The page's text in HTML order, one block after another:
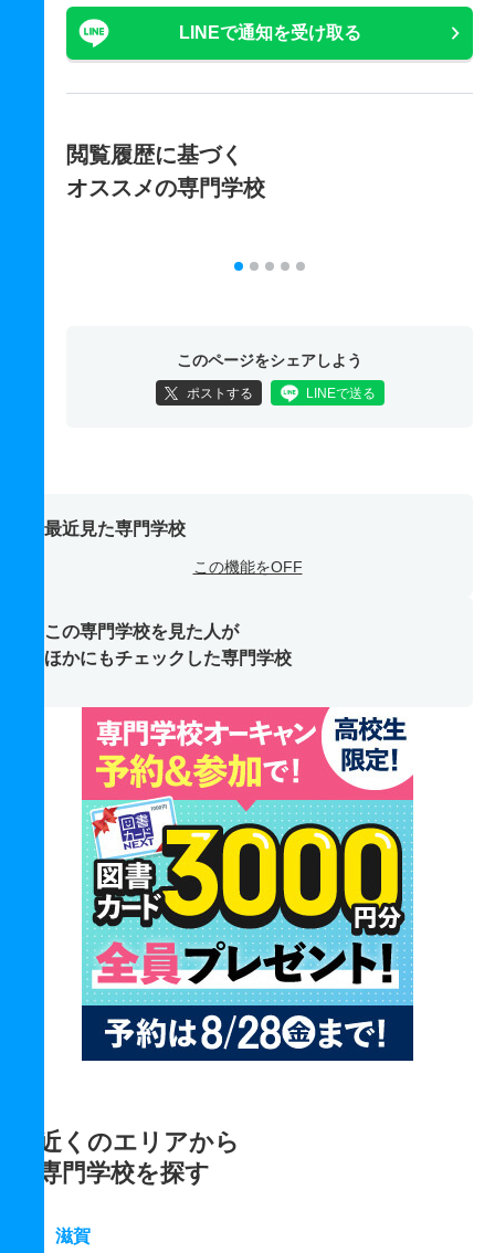
LINEで通知を受け取る
閲覧履歴に基づく
オススメの専門学校
このページをシェアしよう
ポストする LINEで送る
最近見た専門学校
この機能をOFF
この専門学校を見た人が
ほかにもチェックした専門学校
近くのエリアから
専門学校を探す
滋賀